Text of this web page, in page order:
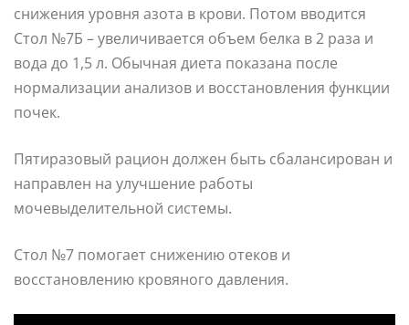
снижения уровня азота в крови. Потом вводится
Стол №7Б – увеличивается объем белка в 2 раза и
вода до 1,5 л. Обычная диета показана после
нормализации анализов и восстановления функции
почек.
Пятиразовый рацион должен быть сбалансирован и
направлен на улучшение работы
мочевыделительной системы.
Стол №7 помогает снижению отеков и
восстановлению кровяного давления.